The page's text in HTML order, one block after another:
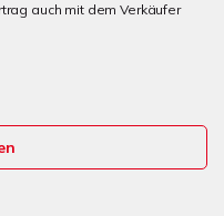
auch mit dem Verkäufer